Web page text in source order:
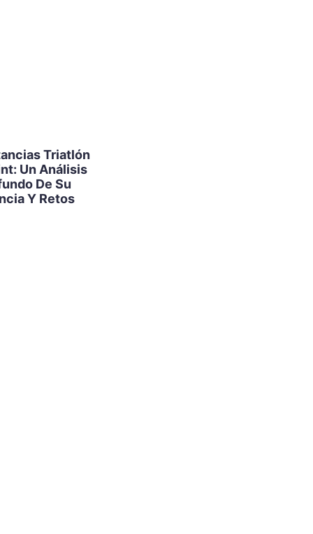
Triatlón
Un Análisis
De Su
Y Retos